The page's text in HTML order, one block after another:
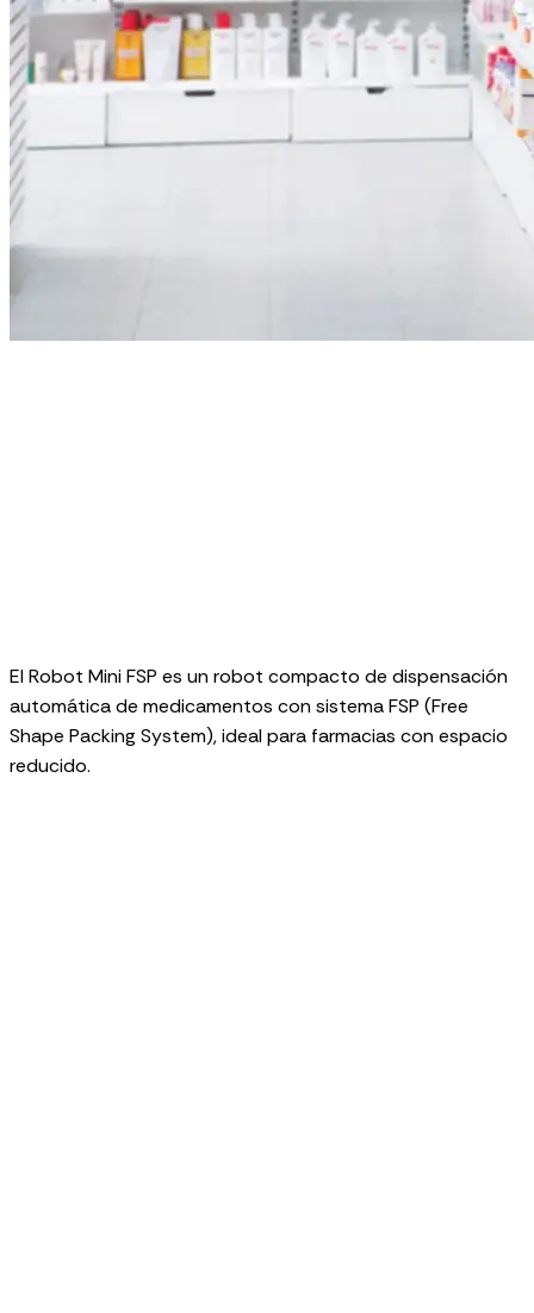
El Robot Mini FSP es un robot compacto de dispensación
automática de medicamentos con sistema FSP (Free
Shape Packing System), ideal para farmacias con espacio
reducido.